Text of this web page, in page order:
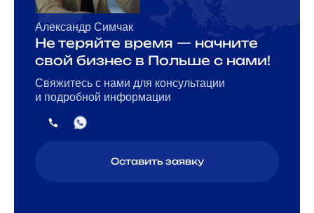
Александр Симчак
Не теряйте время — начните
свой бизнес в Польше с нами!
Свяжитесь с нами для консультации
и подробной информации
Оставить заявку